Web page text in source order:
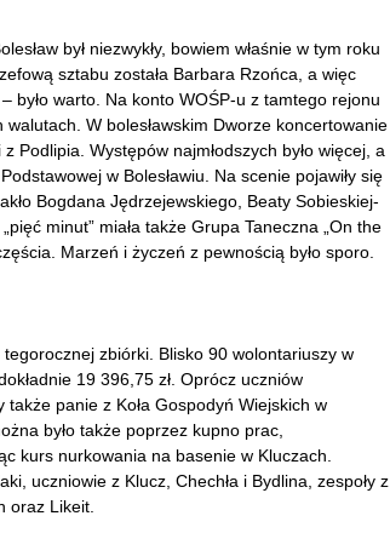
był niezwykły, bowiem właśnie w tym roku
sztabu została Barbara Rzońca, a więc
było warto. Na konto WOŚP-u z tamtego rejonu
W bolesławskim Dworze koncertowanie
Podlipia. Występów najmłodszych było więcej, a
w Bolesławiu. Na scenie pojawiły się
Bogdana Jędrzejewskiego, Beaty Sobieskiej-
minut” miała także Grupa Taneczna „On the
Marzeń i życzeń z pewnością było sporo.
zbiórki. Blisko 90 wolontariuszy w
19 396,75 zł. Oprócz uczniów
także panie z Koła Gospodyń Wiejskich w
było także poprzez kupno prac,
kurs nurkowania na basenie w Kluczach.
uczniowie z Klucz, Chechła i Bydlina, zespoły z
oraz Likeit.